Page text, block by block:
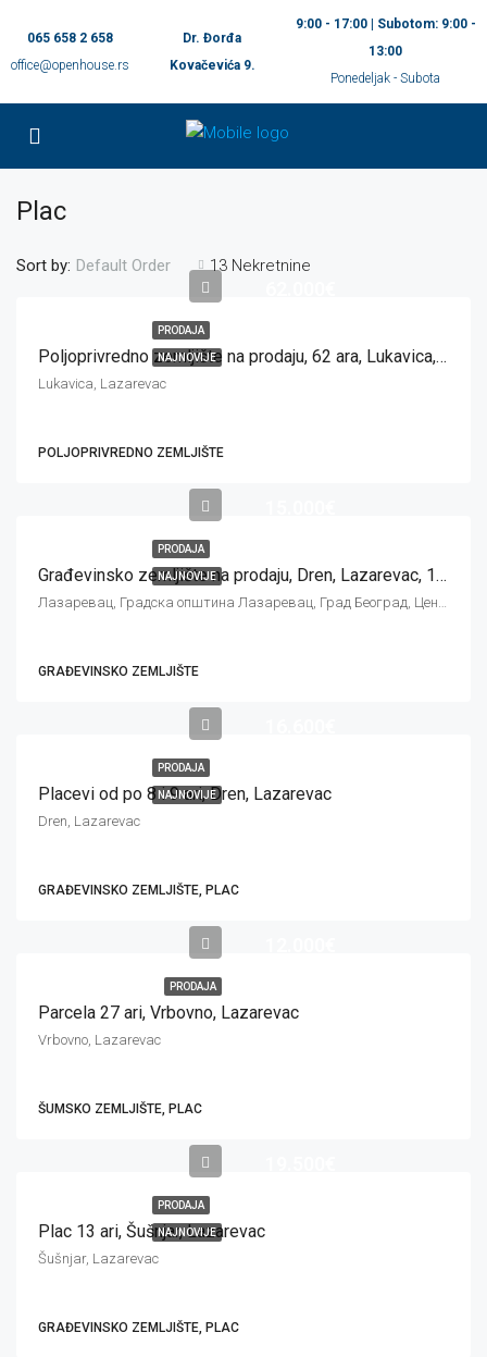
065 658 2 658
office@openhouse.rs
Dr. Đorđa
Kovačevića 9.
9:00 - 17:00 | Subotom: 9:00 -
13:00
Ponedeljak - Subota
Plac
13 Nekretnine
Sort by: Default Order
PRODAJA
NAJNOVIJE Poljoprivredno zemljište na prodaju, 62 ara, Lukavica, Lazarevac
Lukavica, Lazarevac
POLJOPRIVREDNO ZEMLJIŠTE
PRODAJA
NAJNOVIJE Građevinsko zemljište na prodaju, Dren, Lazarevac, 16 ari
Лазаревац, Градска општина Лазаревац, Град Београд, Централна Србија, 11550, Србија
GRAĐEVINSKO ZEMLJIŠTE
PRODAJA
NAJNOVIJE
Placevi od po 8 i 9 ari, Dren, Lazarevac
Dren, Lazarevac
GRAĐEVINSKO ZEMLJIŠTE, PLAC
PRODAJA
Parcela 27 ari, Vrbovno, Lazarevac
Vrbovno, Lazarevac
ŠUMSKO ZEMLJIŠTE, PLAC
PRODAJA
NAJNOVIJE
Plac 13 ari, Šušnjar, Lazarevac
Šušnjar, Lazarevac
GRAĐEVINSKO ZEMLJIŠTE, PLAC